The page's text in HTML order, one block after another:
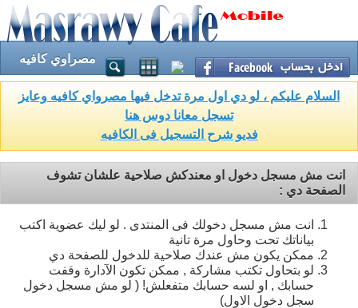
مصراوي كافيه
السلام عليكم ، لو دي اول مرة تدخل فيها مصرواي كافيه وعايز
تسجل معانا دوس هنا
فديو شرح التسجيل فى الكافيه
انت مش مسجل دخول او معندكش صلاحية علشان تشوف
الصفحة دي :
انت مش مسجل دخولك فى المنتدى . لو ليك عضوية اكتب
بياناتك تحت وحاول مرة تانية
ممكن يكون مش عندك صلاحية للدخول للصفحة دي
لو بتحاول تكتب مشاركة , ممكن تكون الآدارة وقفت
حسابك , او لسه حسابك متفعلش! ( لو مش مسجل دخول
سجل دخول الاول)